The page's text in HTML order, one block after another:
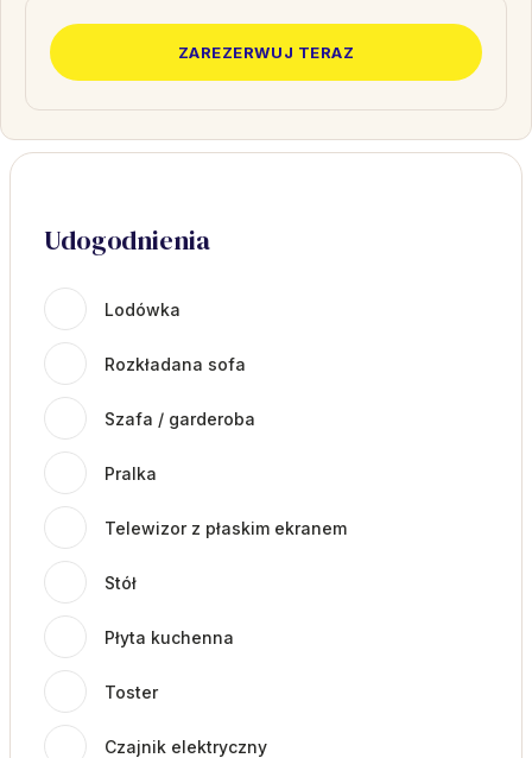
ZAREZERWUJ TERAZ
Udogodnienia
Lodówka
Rozkładana sofa
Szafa / garderoba
Pralka
Telewizor z płaskim ekranem
Stół
Płyta kuchenna
Toster
Czajnik elektryczny